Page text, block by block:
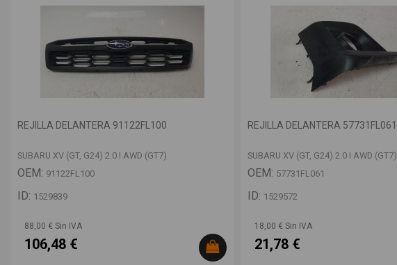
REJILLA DELANTERA 91122FL100
SUBARU XV (GT, G24) 2.0 I AWD (GT7)
OEM: 91122FL100
ID: 1529839
88,00 € Sin IVA
106,48 €
REJILLA DELANTERA 57731FL061
SUBARU XV (GT, G24) 2.0 I AWD (GT7)
OEM: 57731FL061
ID: 1529572
18,00 € Sin IVA
21,78 €